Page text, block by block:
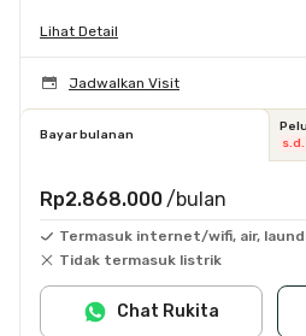
Lihat Detail
Jadwalkan Visit
Bayar bulanan
Rp2.868.000 /bulan
Termasuk internet/wifi, air,
Tidak termasuk listrik
Chat Rukita